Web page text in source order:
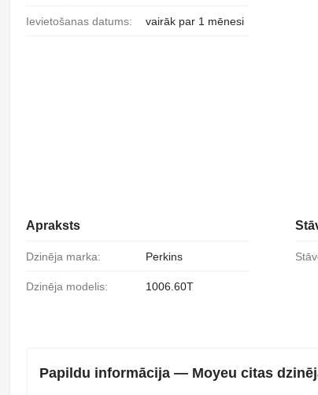
Ievietošanas datums: vairāk par 1 mēnesi
Apraksts
Dzinēja marka: Perkins
Dzinēja modelis: 1006.60T
Papildu informācija — Moyeu citas